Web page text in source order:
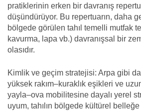
pratiklerinin erken bir davranış
düşündürüyor. Bu repertuarın, daha
bölgede görülen tahıl temelli mutfak
kavurma, lapa vb.) davranışsal bir
olasıdır.
Kimlik ve geçim stratejisi: Arpa gibi
yüksek rakım–kuraklık eşikleri ve
yayla–ova mobilitesine dayalı yerel
uyum, tahılın bölgede kültürel